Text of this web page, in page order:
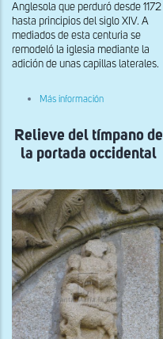
Anglesola que perduró desde 1172
hasta principios del siglo XIV. A
mediados de esta centuria se
remodeló la iglesia mediante la
adición de unas capillas laterales.
Más información
San
Pedro
y
en
la
fachada
oeste
de
Sant
Pau
de
Anglesola
Relieve del tímpano de
la portada occidental